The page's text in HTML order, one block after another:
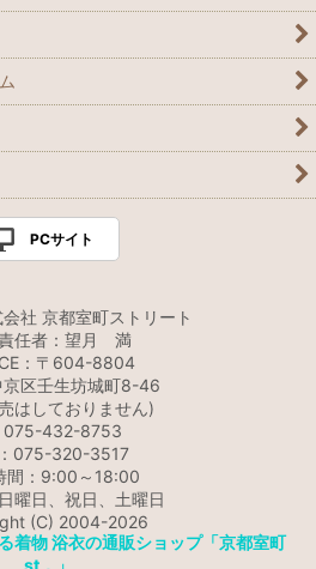
PCサイト
社 京都室町ストリート
任者：望月 満
：〒604-8804
京区壬生坊城町8-46
はしておりません)
075-432-8753
075-320-3517
間：9:00～18:00
曜日、祝日、土曜日
(C) 2004-2026
着物 浴衣の通販ショップ「京都室町
st．」